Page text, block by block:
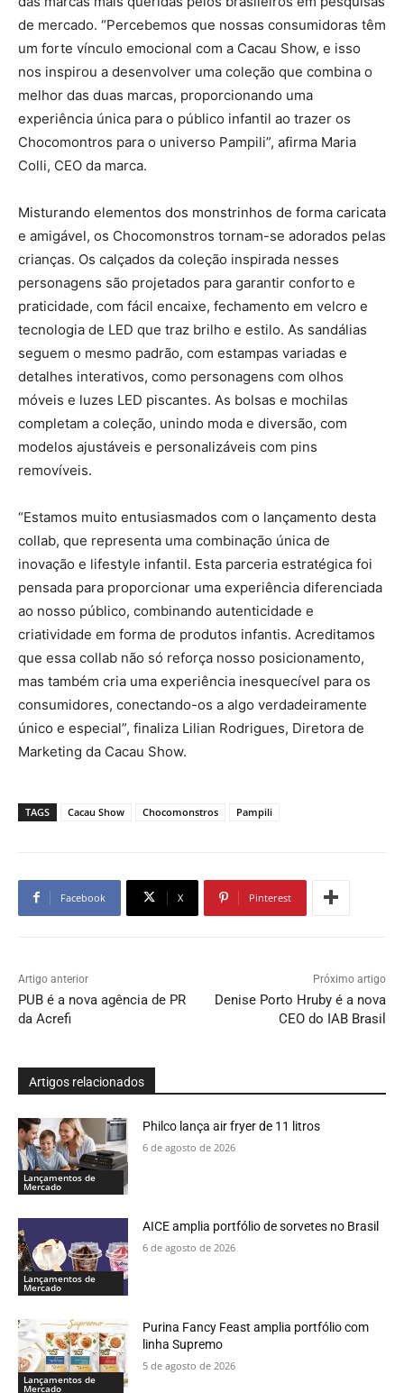
de mercado. “Percebemos que nossas consumidoras têm
um forte vínculo emocional com a Cacau Show, e isso
nos inspirou a desenvolver uma coleção que combina o
melhor das duas marcas, proporcionando uma
experiência única para o público infantil ao trazer os
Chocomontros para o universo Pampili”, afirma Maria
Colli, CEO da marca.
Misturando elementos dos monstrinhos de forma caricata
e amigável, os Chocomonstros tornam-se adorados pelas
crianças. Os calçados da coleção inspirada nesses
personagens são projetados para garantir conforto e
praticidade, com fácil encaixe, fechamento em velcro e
tecnologia de LED que traz brilho e estilo. As sandálias
seguem o mesmo padrão, com estampas variadas e
detalhes interativos, como personagens com olhos
móveis e luzes LED piscantes. As bolsas e mochilas
completam a coleção, unindo moda e diversão, com
modelos ajustáveis e personalizáveis com pins
removíveis.
“Estamos muito entusiasmados com o lançamento desta
collab, que representa uma combinação única de
inovação e lifestyle infantil. Esta parceria estratégica foi
pensada para proporcionar uma experiência diferenciada
ao nosso público, combinando autenticidade e
criatividade em forma de produtos infantis. Acreditamos
que essa collab não só reforça nosso posicionamento,
mas também cria uma experiência inesquecível para os
consumidores, conectando-os a algo verdadeiramente
único e especial”, finaliza Lilian Rodrigues, Diretora de
Marketing da Cacau Show.
TAGS Cacau Show Chocomonstros Pampili
Facebook X Pinterest
Artigo anterior
PUB é a nova agência de PR
da Acrefi
Próximo artigo
Denise Porto Hruby é a nova
CEO do IAB Brasil
Artigos relacionados
Lançamentos de
Mercado
Philco lança air fryer de 11 litros
6 de agosto de 2026
Lançamentos de
Mercado
AICE amplia portfólio de sorvetes no Brasil
6 de agosto de 2026
Lançamentos de
Mercado
Purina Fancy Feast amplia portfólio com
linha Supremo
5 de agosto de 2026